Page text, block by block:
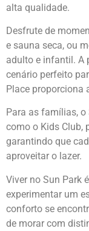
alta qualidade.
Desfrute de
e sauna seca, ou
adulto e infantil. A
cenário perfeito
Place proporciona
Para as famílias, o
como o Kids Club,
garantindo que
aproveitar o lazer.
Viver no Sun Park
experimentar um
conforto se
de morar com